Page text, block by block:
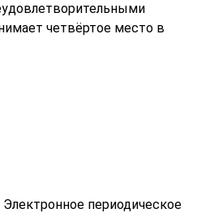
четвёртое место в
периодическое